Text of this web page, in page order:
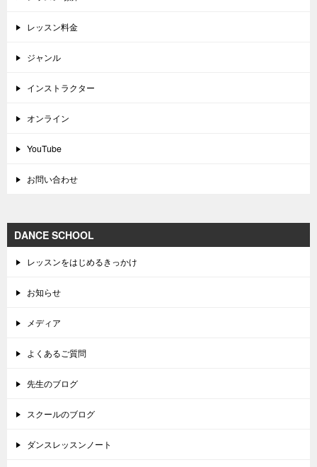
レッスン料金
ジャンル
インストラクター
オンライン
YouTube
お問い合わせ
DANCE SCHOOL
レッスンをはじめるきっかけ
お知らせ
メディア
よくあるご質問
先生のブログ
スクールのブログ
ダンスレッスンノート